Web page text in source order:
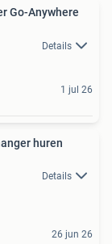
Go-Anywhere
Details
1 jul 26
huren
Details
26 jun 26